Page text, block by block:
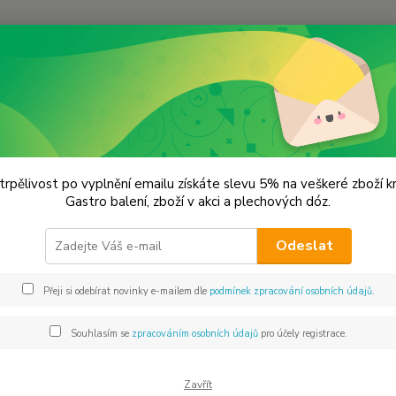
Plechové dózy - kořenky Plechová kořenka 7,5x15,5 cm. Obsah 650 ml.
kořenka 7,5x15,5 cm.
po vyplnění emailu získáte slevu 5% na veškeré zboží
Gastro balení, zboží v akci a plechových dóz.
Odeslat
Přeji si odebírat novinky e-mailem dle podmínek zpracování osobních údajů.
Souhlasím se zpracováním osobních údajůpro účely registrace.
Zavřít